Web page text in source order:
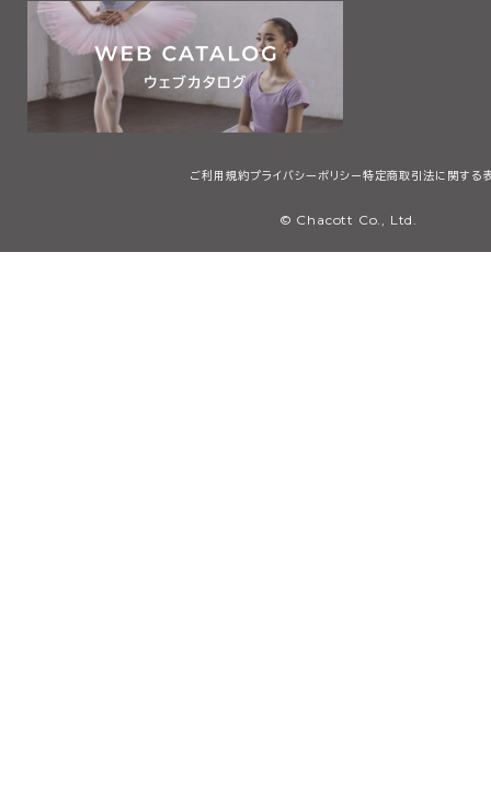
ご利用規約プライバシーポリシー 特定商取引法に関する
© Chacott Co., Ltd.